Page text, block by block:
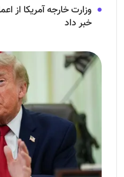
وزارت خارجه آمریکا از
خبر داد